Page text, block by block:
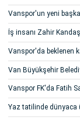
Vanspor'un yeni
İş insanı Zahir
Vanspor'da beklenen
Van Büyükşehir
Vanspor FK'da Fatih
Yaz tatilinde dünyaca